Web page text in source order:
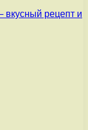
вкусный рецепт и